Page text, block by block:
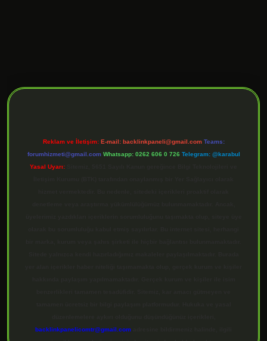
Reklam ve İletişim: E-mail: backlinkpaneli@gmail.com Teams:
forumhizmeti@gmail.com Whatsapp: 0262 606 0 726 Telegram: @karabul
Yasal Uyarı:
backlinkpanelicomtr@gmail.com